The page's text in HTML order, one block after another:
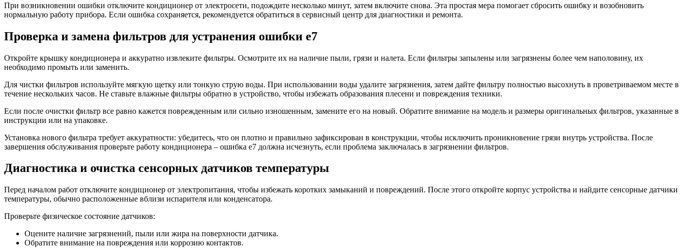
При возникновении ошибки отключите кондиционер от электросети, подождите несколько минут, затем включите снова. Эта простая мера помогает сбросить ошибку и возобновить
нормальную работу прибора. Если ошибка сохраняется, рекомендуется обратиться в сервисный центр для диагностики и ремонта.
Проверка и замена фильтров для устранения ошибки e7
Откройте крышку кондиционера и аккуратно извлеките фильтры. Осмотрите их на наличие пыли, грязи и налета. Если фильтры запылены или загрязнены более чем наполовину, их
необходимо промыть или заменить.
Для чистки фильтров используйте мягкую щетку или тонкую струю воды. При использовании воды удалите загрязнения, затем дайте фильтру полностью высохнуть в проветриваемом месте в
течение нескольких часов. Не ставьте влажные фильтры обратно в устройство, чтобы избежать образования плесени и повреждения техники.
Если после очистки фильтр все равно кажется поврежденным или сильно изношенным, замените его на новый. Обратите внимание на модель и размеры оригинальных фильтров, указанные в
инструкции или на упаковке.
Установка нового фильтра требует аккуратности: убедитесь, что он плотно и правильно зафиксирован в конструкции, чтобы исключить проникновение грязи внутрь устройства. После
завершения обслуживания проверьте работу кондиционера – ошибка e7 должна исчезнуть, если проблема заключалась в загрязнении фильтров.
Диагностика и очистка сенсорных датчиков температуры
Перед началом работ отключите кондиционер от электропитания, чтобы избежать коротких замыканий и повреждений. После этого откройте корпус устройства и найдите сенсорные датчики
температуры, обычно расположенные вблизи испарителя или конденсатора.
Проверьте физическое состояние датчиков:
Оцените наличие загрязнений, пыли или жира на поверхности датчика.
Обратите внимание на повреждения или коррозию контактов.